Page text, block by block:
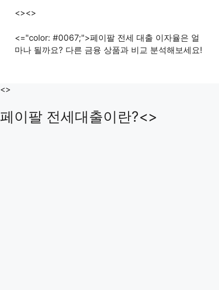
<><>
<="color: #0067;">페이팔 전세 대출 이자율은 얼
마나 될까요? 다른 금융 상품과 비교 분석해보세요!
<>
페이팔 전세대출이란?<>